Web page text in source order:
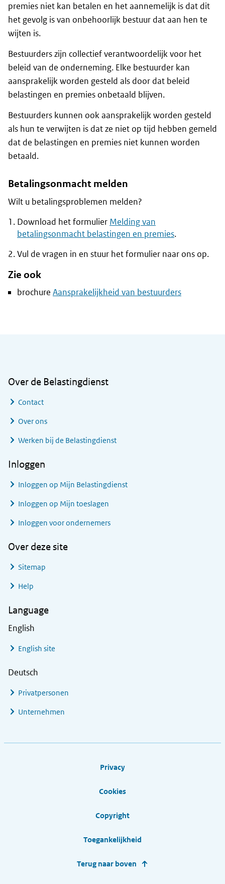
premies niet kan betalen en het aannemelijk is dat dit
het gevolg is van onbehoorlijk bestuur dat aan hen te
wijten is.
Bestuurders zijn collectief verantwoordelijk voor het
beleid van de onderneming. Elke bestuurder kan
aansprakelijk worden gesteld als door dat beleid
belastingen en premies onbetaald blijven.
Bestuurders kunnen ook aansprakelijk worden gesteld
als hun te verwijten is dat ze niet op tijd hebben gemeld
dat de belastingen en premies niet kunnen worden
betaald.
Betalingsonmacht melden
Wilt u betalingsproblemen melden?
Download het formulier Melding van
betalingsonmacht belastingen en premies.
Vul de vragen in en stuur het formulier naar ons op.
Zie ook
brochure Aansprakelijkheid van bestuurders
Over de Belastingdienst
Contact
Over ons
Werken bij de Belastingdienst
Inloggen
Inloggen op Mijn Belastingdienst
Inloggen op Mijn toeslagen
Inloggen voor ondernemers
Over deze site
Sitemap
Help
Language
English
English site
Deutsch
Privatpersonen
Unternehmen
Privacy
Cookies
Copyright
Toegankelijkheid
Terug naar boven